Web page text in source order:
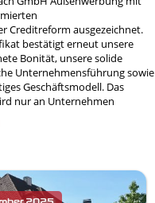
Creditreform ausgezeichnet.
bestätigt erneut unsere
Bonität, unsere solide
Unternehmensführung sowie
Geschäftsmodell. Das
nur an Unternehmen